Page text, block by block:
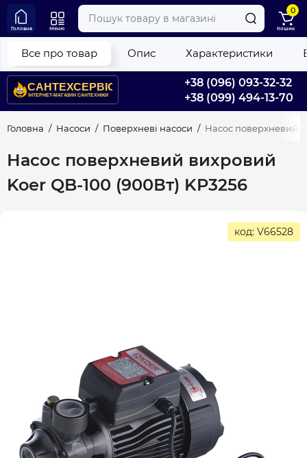
+38 (096) 093-32-32
+38 (099) 494-13-70
Головна Меню
0
Кошик
Головна Насоси Поверхневі насоси Насос поверхневий
Насос поверхневий вихровий
Koer QB-100 (900Вт) KP3256
Все про товар Опис Характеристики
код: V66528